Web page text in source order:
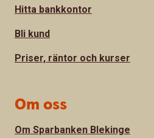
Hitta bankkontor
Bli kund
Priser, räntor och kurser
Om oss
Om Sparbanken Blekinge